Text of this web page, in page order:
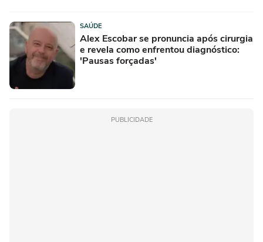
SAÚDE
Alex Escobar se pronuncia após cirurgia
e revela como enfrentou diagnóstico:
'Pausas forçadas'
PUBLICIDADE